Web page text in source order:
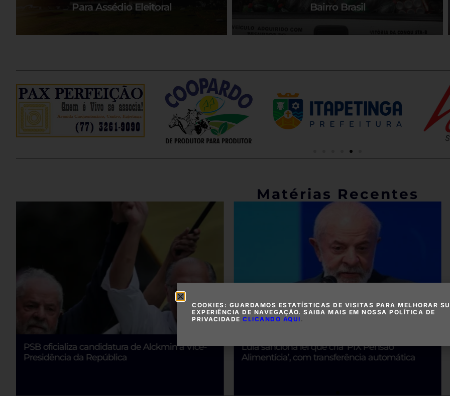
Para Assédio Eleitoral
Bairro Brasil
Matérias Recentes
PSB oficializa candidatura de Alckmin à Vice-
Presidência da República
Lula sanciona lei que cria ‘PIX Pensão
Alimentícia’, com transferência automática
COOKIES: GUARDAMOS ESTATÍSTICAS DE VISITAS PARA MELHORAR
EXPERIÊNCIA DE NAVEGAÇÃO. SAIBA MAIS EM NOSSA POLÍTICA DE
PRIVACIDADE CLICANDO AQUI .